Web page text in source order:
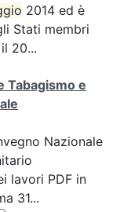
2014 ed è
Stati membri
20...
Tabagismo e
Nazionale
lavori PDF in
31...